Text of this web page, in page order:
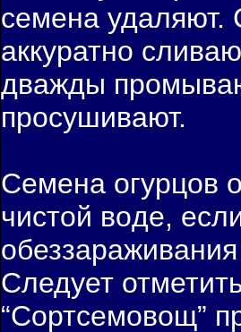
семена
аккуратно
дважды
просушивают.
Семена огурцов
чистой вοде,
Следует
“Сортсемовοщ”